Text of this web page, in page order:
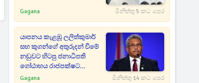
Gagana මිනිත්තු 5 කට පෙර
යාපනය කැළඹූ ලලිත්කුමාර්
සහ කුගන්ගේ අතුරුදන් වීමේ
නඩුවට හිටපු ජනාධිපති
ගෝඨාභය රාජපක්ෂට
නියෝගයක්
Gagana මිනිත්තු 14 කට පෙර